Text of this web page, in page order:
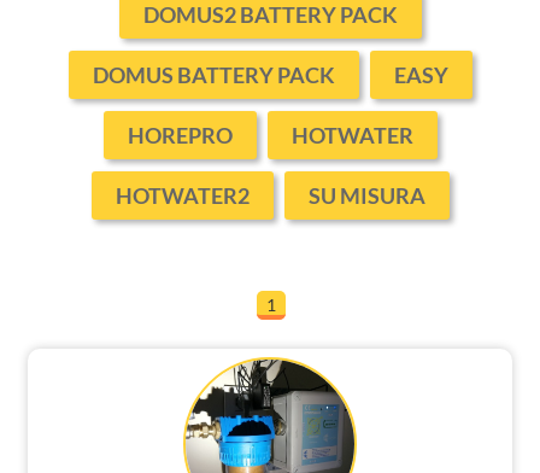
DOMUS2 BATTERY PACK
DOMUS BATTERY PACK EASY
HOREPRO HOTWATER
HOTWATER2 SU MISURA
1